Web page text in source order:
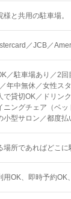
様と共用の駐車場。
／JCB／
／駐車場あり／2
年中無休／女性ス
で貸切OK／ドリン
ニングチェア（ベ
小型サロン／都度払
場所であればどこに
用OK 即時予約OK